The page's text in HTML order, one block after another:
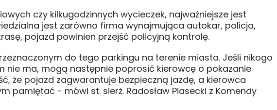
czy kilkugodzinnych wycieczek, najważniejsze jest
jest zarówno firma wynajmująca autokar, policja,
pojazd powinien przejść policyjną kontrolę.
do tego parkingu na terenie miasta. Jeśli nikogo
nie ma, mogą następnie poprosić kierowcę o pokazanie
że pojazd zagwarantuje bezpieczną jazdę, a kierowca
pamiętać - mówi st. sierż. Radosław Piasecki z Komendy